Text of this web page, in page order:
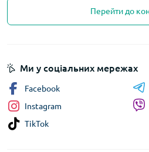
Перейти до
Ми у соціальних мережах
Facebook
Instagram
TikTok